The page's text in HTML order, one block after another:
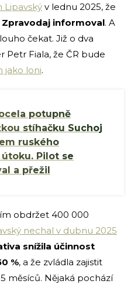
Lipavský v lednu 2025, že
informoval. A
čekat. Již o dva
Petr Fiala, že ČR bude
jako loni.
potupně
stíhačku Suchoj
ruského
Pilot se
a přežil
obdržet 400 000
nechal v dubnu 2025
snížila účinnost
%, a že zvládla zajistit
měsíců. Nějaká pochází